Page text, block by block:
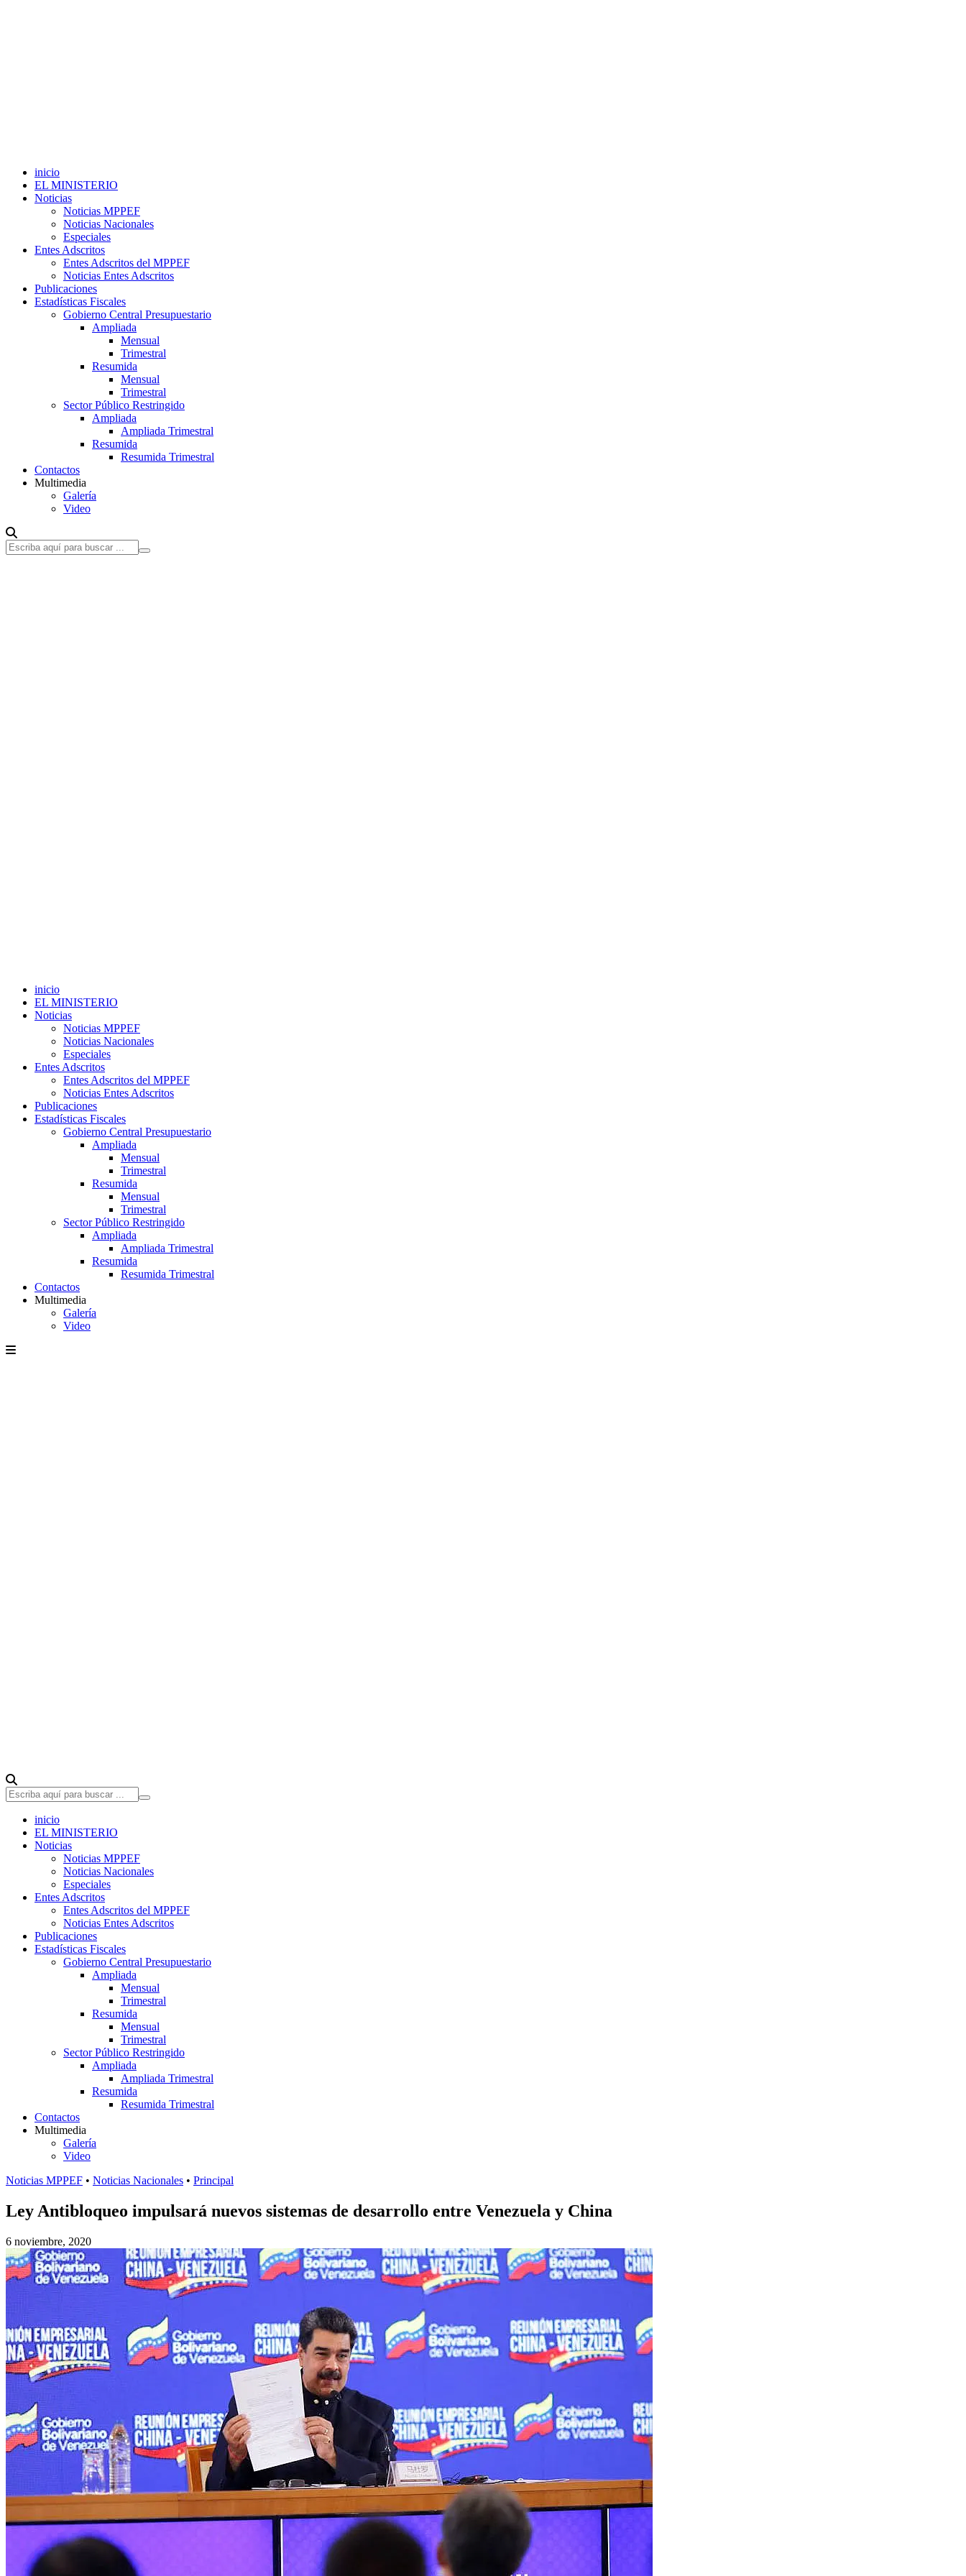
inicio
EL MINISTERIO
Noticias
Noticias MPPEF
Noticias Nacionales
Especiales
Entes Adscritos
Entes Adscritos del MPPEF
Noticias Entes Adscritos
Publicaciones
Estadísticas Fiscales
Gobierno Central Presupuestario
Ampliada
Mensual
Trimestral
Resumida
Mensual
Trimestral
Sector Público Restringido
Ampliada
Ampliada Trimestral
Resumida
Resumida Trimestral
Contactos
Multimedia
Galería
Video
inicio
EL MINISTERIO
Noticias
Noticias MPPEF
Noticias Nacionales
Especiales
Entes Adscritos
Entes Adscritos del MPPEF
Noticias Entes Adscritos
Publicaciones
Estadísticas Fiscales
Gobierno Central Presupuestario
Ampliada
Mensual
Trimestral
Resumida
Mensual
Trimestral
Sector Público Restringido
Ampliada
Ampliada Trimestral
Resumida
Resumida Trimestral
Contactos
Multimedia
Galería
Video
inicio
EL MINISTERIO
Noticias
Noticias MPPEF
Noticias Nacionales
Especiales
Entes Adscritos
Entes Adscritos del MPPEF
Noticias Entes Adscritos
Publicaciones
Estadísticas Fiscales
Gobierno Central Presupuestario
Ampliada
Mensual
Trimestral
Resumida
Mensual
Trimestral
Sector Público Restringido
Ampliada
Ampliada Trimestral
Resumida
Resumida Trimestral
Contactos
Multimedia
Galería
Video
Noticias MPPEF • Noticias Nacionales • Principal
Ley Antibloqueo impulsará nuevos sistemas de desarrollo entre Venezuela y China
6 noviembre, 2020